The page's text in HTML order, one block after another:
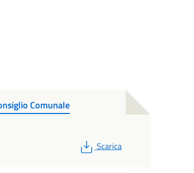
Comunale
PDF
Scarica